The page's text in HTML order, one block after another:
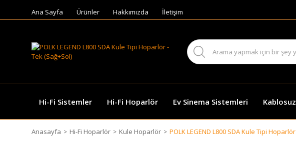
Ana Sayfa Ürünler Hakkımızda İletişim
Hi-Fi Sistemler Hi-Fi Hoparlör Ev Sinema Sistemleri
Anasayfa Hi-Fi Hoparlör Kule Hoparlör POLK LEGEND L800 SDA Kule Tipi